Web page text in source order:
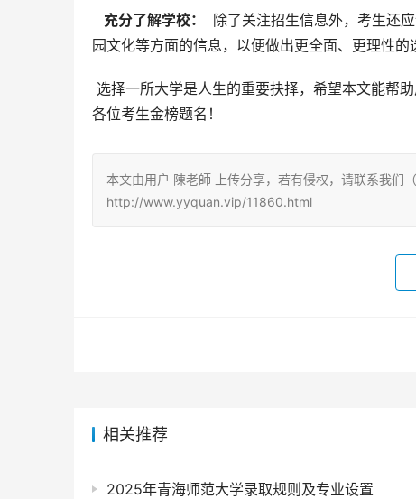
  充分了解学校：
除了关注招生信息外，考生还
园文化等方面的信息，以便做出更全面、更理性的
各位考生金榜题名！
本文由用户 陳老師 上传分享，若有侵权，请联系我们（
http://www.yyquan.vip/11860.html
相关推荐
2025年青海师范大学录取规则及专业设置